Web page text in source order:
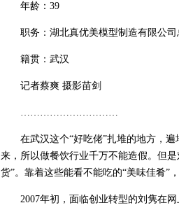
年龄：39
职务：湖北真优美模型制造有限公司
籍贯：武汉
记者蔡爽 摄影苗剑
…………………………
在武汉这个“好吃佬”扎堆的地方，遍
来，所以做餐饮行业千万不能造假。但
货”。靠着这些能看不能吃的“美味佳肴”
2007年初，面临创业转型的刘隽在网